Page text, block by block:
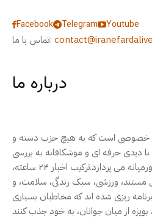
Facebook Telegram
Youtube
تماس با ما:
درباره ما
خصوصی است که به هیچ حزب دسته و
با دیدی حرفه ای و موشکافانه به بررسی
مهمترین رویدادهای ایران و خاورمیانه می پردازد.ترکیب اخبار ۲۴ ساعته،
مستند، ورزشی، سبک زندگی، سلامت، و
ریزی شده اند که مخاطبان بسیاری